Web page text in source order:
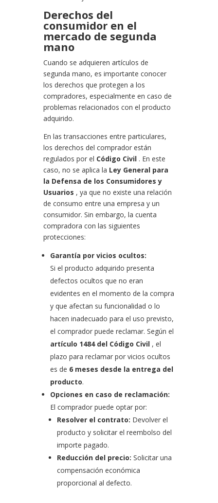
Derechos del
consumidor en el
mercado de segunda
mano
Cuando se adquieren artículos de
segunda mano, es importante conocer
los derechos que protegen a los
compradores, especialmente en caso de
problemas relacionados con el producto
adquirido.
En las transacciones entre particulares,
los derechos del comprador están
regulados por el Código Civil. En este
caso, no se aplica la Ley General para
la Defensa de los Consumidores y
Usuarios , ya que no existe una relación
de consumo entre una empresa y un
consumidor. Sin embargo, la cuenta
compradora con las siguientes
protecciones:
Garantía por vicios ocultos:
Si el producto adquirido presenta
defectos ocultos que no eran
evidentes en el momento de la compra
y que afectan su funcionalidad o lo
hacen inadecuado para el uso previsto,
el comprador puede reclamar. Según el
artículo 1484 del Código Civil, el
plazo para reclamar por vicios ocultos
es de 6 meses desde la entrega del
producto.
Opciones en caso de reclamación:
El comprador puede optar por:
Resolver el contrato: Devolver el
producto y solicitar el reembolso del
importe pagado.
Reducción del precio: Solicitar una
compensación económica
proporcional al defecto.